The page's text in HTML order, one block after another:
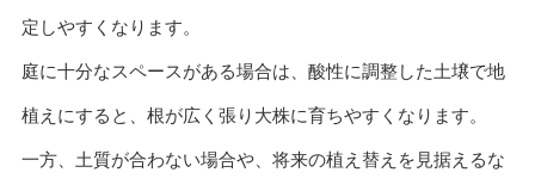
定しやすくなります。
庭に十分なスペースがある場合は、酸性に調整した土壌で地
植えにすると、根が広く張り大株に育ちやすくなります。
一方、土質が合わない場合や、将来の植え替えを見据えるな